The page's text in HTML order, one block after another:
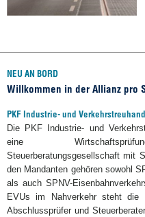
NEU AN BORD
Willkommen in der Allianz pro
PKF Industrie- und
Die PKF Industrie- und
eine
Steuerberatungsgesellschaft mit
den Mandanten gehören sowohl
als auch SPNV-
EVUs im Nahverkehr steht
Abschlussprüfer und